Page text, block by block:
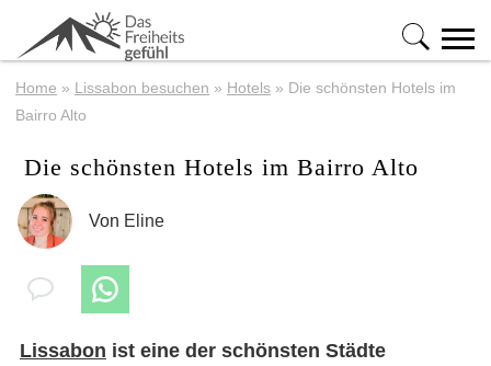
Home » Lissabon besuchen » Hotels » Die schönsten Hotels im
Bairro Alto
Die schönsten Hotels im Bairro Alto
Von Eline
Lissabon ist eine der schönsten Städte